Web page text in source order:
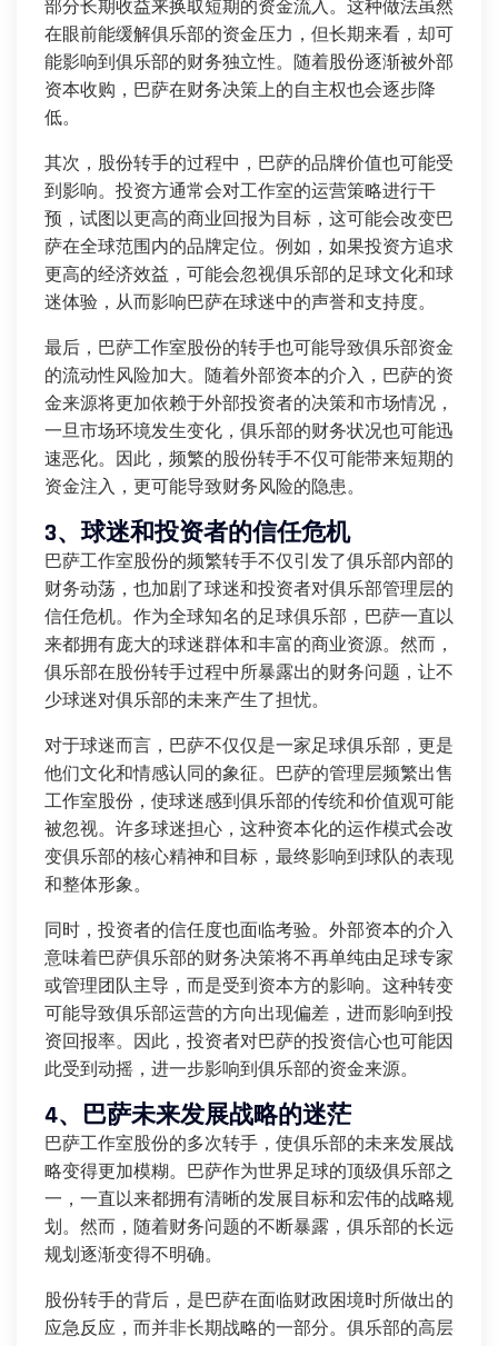
部分长期收益来换取短期的资金流入。这种做法虽然
在眼前能缓解俱乐部的资金压力，但长期来看，却可
能影响到俱乐部的财务独立性。随着股份逐渐被外部
资本收购，巴萨在财务决策上的自主权也会逐步降
低。
其次，股份转手的过程中，巴萨的品牌价值也可能受
到影响。投资方通常会对工作室的运营策略进行干
预，试图以更高的商业回报为目标，这可能会改变巴
萨在全球范围内的品牌定位。例如，如果投资方追求
更高的经济效益，可能会忽视俱乐部的足球文化和球
迷体验，从而影响巴萨在球迷中的声誉和支持度。
最后，巴萨工作室股份的转手也可能导致俱乐部资金
的流动性风险加大。随着外部资本的介入，巴萨的资
金来源将更加依赖于外部投资者的决策和市场情况，
一旦市场环境发生变化，俱乐部的财务状况也可能迅
速恶化。因此，频繁的股份转手不仅可能带来短期的
资金注入，更可能导致财务风险的隐患。
3、球迷和投资者的信任危机
巴萨工作室股份的频繁转手不仅引发了俱乐部内部的
财务动荡，也加剧了球迷和投资者对俱乐部管理层的
信任危机。作为全球知名的足球俱乐部，巴萨一直以
来都拥有庞大的球迷群体和丰富的商业资源。然而，
俱乐部在股份转手过程中所暴露出的财务问题，让不
少球迷对俱乐部的未来产生了担忧。
对于球迷而言，巴萨不仅仅是一家足球俱乐部，更是
他们文化和情感认同的象征。巴萨的管理层频繁出售
工作室股份，使球迷感到俱乐部的传统和价值观可能
被忽视。许多球迷担心，这种资本化的运作模式会改
变俱乐部的核心精神和目标，最终影响到球队的表现
和整体形象。
同时，投资者的信任度也面临考验。外部资本的介入
意味着巴萨俱乐部的财务决策将不再单纯由足球专家
或管理团队主导，而是受到资本方的影响。这种转变
可能导致俱乐部运营的方向出现偏差，进而影响到投
资回报率。因此，投资者对巴萨的投资信心也可能因
此受到动摇，进一步影响到俱乐部的资金来源。
4、巴萨未来发展战略的迷茫
巴萨工作室股份的多次转手，使俱乐部的未来发展战
略变得更加模糊。巴萨作为世界足球的顶级俱乐部之
一，一直以来都拥有清晰的发展目标和宏伟的战略规
划。然而，随着财务问题的不断暴露，俱乐部的长远
规划逐渐变得不明确。
股份转手的背后，是巴萨在面临财政困境时所做出的
应急反应，而并非长期战略的一部分。俱乐部的高层